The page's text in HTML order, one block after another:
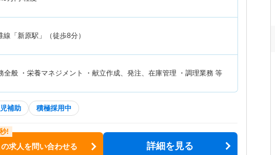
線「新原駅」（徒歩8分）
全般 ・栄養マネジメント ・献立作成、発注、在庫管理 ・調理業務 等
補助 積極採用中
の求人を問い合わせる 詳細を見る